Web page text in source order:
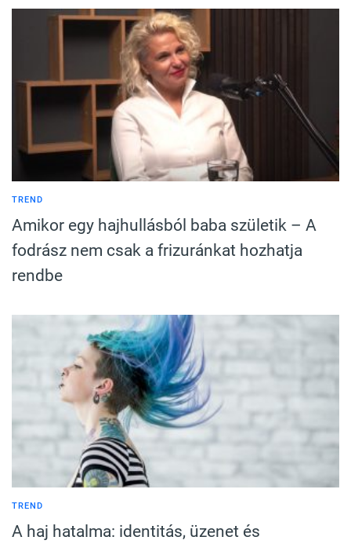
TREND
Amikor egy hajhullásból baba születik – A
fodrász nem csak a frizuránkat hozhatja
rendbe
TREND
A haj hatalma: identitás, üzenet és